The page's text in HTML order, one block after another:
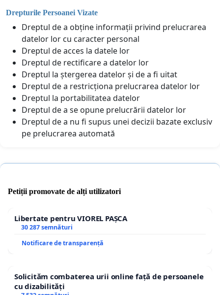
Drepturile Persoanei Vizate
Dreptul de a obține informații privind prelucrarea
datelor lor cu caracter personal
Dreptul de acces la datele lor
Dreptul de rectificare a datelor lor
Dreptul la ștergerea datelor și de a fi uitat
Dreptul de a restricționa prelucrarea datelor lor
Dreptul la portabilitatea datelor
Dreptul de a se opune prelucrării datelor lor
Dreptul de a nu fi supus unei decizii bazate exclusiv
pe prelucrarea automată
Petiții promovate de alți utilizatori
Libertate pentru VIOREL PAȘCA
30 287 semnături
Notificare de transparență
Solicităm combaterea urii online față de persoanele
cu dizabilități